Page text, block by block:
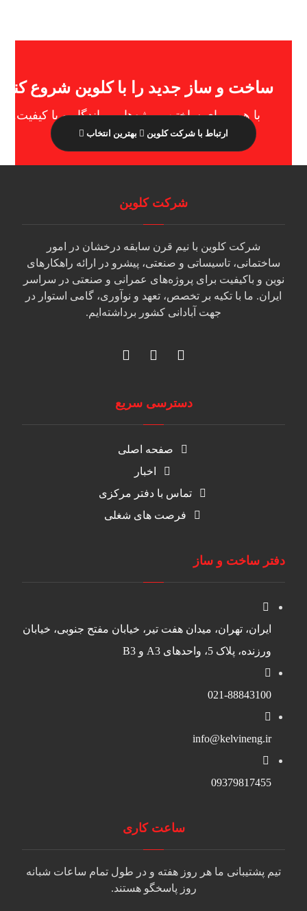
ساخت و ساز جدید را با کلوین شروع کنید
با هم، برای ساختن پروژه‌هایی ماندگار و با کیفیت.
ارتباط با شرکت کلوین بهترین انتخاب
شرکت کلوین
شرکت کلوین با نیم قرن سابقه درخشان در امور
ساختمانی، تاسیساتی و صنعتی، پیشرو در ارائه راهکارهای
نوین و باکیفیت برای پروژه‌های عمرانی و صنعتی در سراسر
ایران. ما با تکیه بر تخصص، تعهد و نوآوری، گامی استوار در
جهت آبادانی کشور برداشته‌ایم.
دسترسی سریع
صفحه اصلی
اخبار
تماس با دفتر مرکزی
فرصت های شغلی
دفتر ساخت و ساز
ایران، تهران، میدان هفت تیر، خیابان مفتح جنوبی، خیابان
ورزنده، پلاک 5، واحدهای A3 و B3
021-88843100
info@kelvineng.ir
09379817455
ساعت کاری
تیم پشتیبانی ما هر روز هفته و در طول تمام ساعات شبانه
روز پاسخگو هستند.